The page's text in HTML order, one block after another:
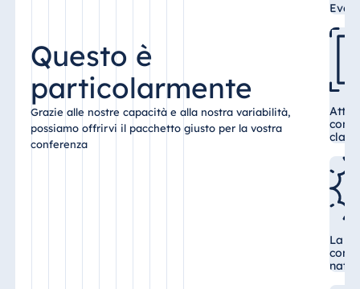
Mauritius
Resort & Spa
Mauritius
Questo è
particolarmente
Grazie alle nostre capacità e alla nostra variabilità,
possiamo offrirvi il pacchetto giusto per la vostra
conferenza
La